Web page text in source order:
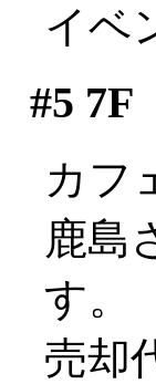
イベ
#5 7F
カフ
鹿島
す。
売却